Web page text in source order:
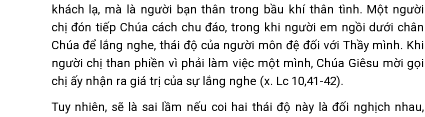
khách lạ, mà là người bạn thân trong bầu khí thân tình. Một người
chị đón tiếp Chúa cách chu đáo, trong khi người em ngồi dưới chân
Chúa để lắng nghe, thái độ của người môn đệ đối với Thầy mình. Khi
người chị than phiền vì phải làm việc một mình, Chúa Giêsu mời gọi
chị ấy nhận ra giá trị của sự lắng nghe (x. Lc 10,41-42).
Tuy nhiên, sẽ là sai lầm nếu coi hai thái độ này là đối nghịch nhau,